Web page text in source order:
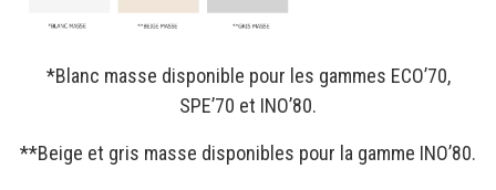
*Blanc masse disponible pour les gammes ECO’70,
SPE’70 et INO’80.
**Beige et gris masse disponibles pour la gamme INO’80.